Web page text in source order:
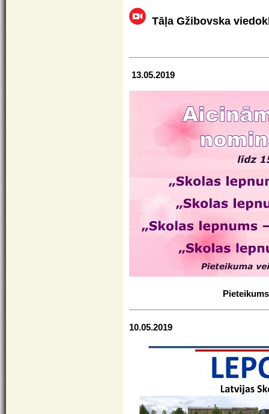
Tāļa Gžibovska
13.05.2019
Pieteikums
10.05.2019